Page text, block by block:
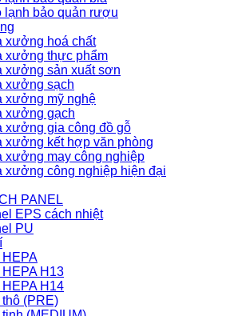
lạnh bảo quản rượu
xưởng hoá chất
xưởng thực phẩm
xưởng sản xuất sơn
xưởng sạch
xưởng mỹ nghệ
xưởng gạch
xưởng gia công đồ gỗ
xưởng kết hợp văn phòng
xưởng may công nghiệp
xưởng công nghiệp hiện đại
PANEL
EPS cách nhiệt
PU
HEPA
HEPA H13
HEPA H14
thô (PRE)